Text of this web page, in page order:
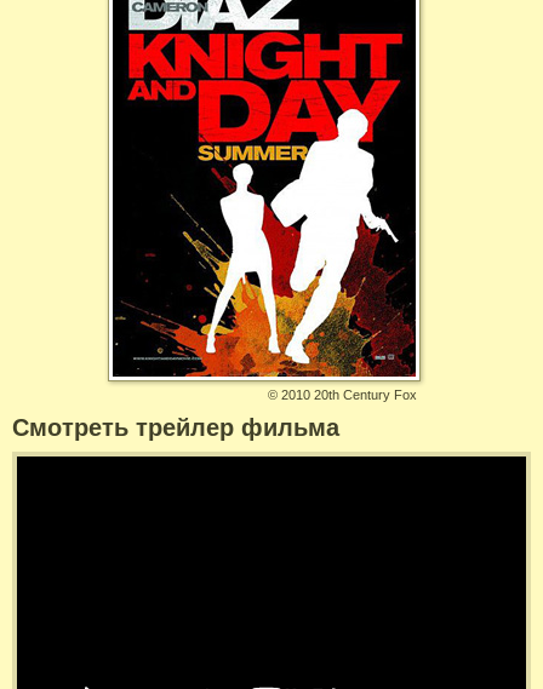
© 2010 20th Century Fox
Смотреть трейлер фильма